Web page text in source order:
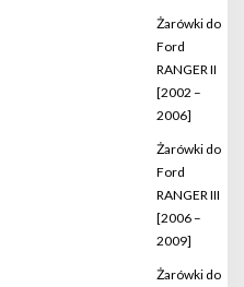
Żarówki do
Ford
RANGER II
[2002 –
2006]
Żarówki do
Ford
RANGER III
[2006 –
2009]
Żarówki do